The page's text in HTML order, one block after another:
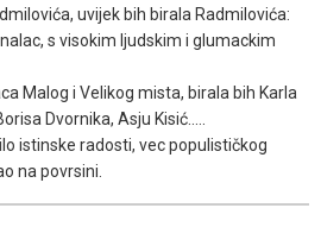
uvijek bih birala Radmilovića:
s visokim ljudskim i glumackim
Malog i Velikog mista, birala bih Karla
Dvornika, Asju Kisić.....
istinske radosti, vec populističkog
na povrsini.